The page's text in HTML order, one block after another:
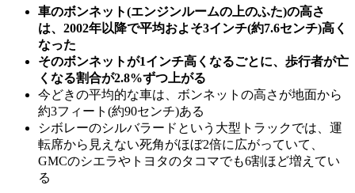
車のボンネット(エンジンルームの上のふた)の高さ
は、2002年以降で平均およそ3インチ(約7.6センチ)高く
なった
そのボンネットが1インチ高くなるごとに、歩行者が亡
くなる割合が2.8%ずつ上がる
今どきの平均的な車は、ボンネットの高さが地面から
約3フィート(約90センチ)ある
シボレーのシルバラードという大型トラックでは、運
転席から見えない死角がほぼ2倍に広がっていて、
GMCのシエラやトヨタのタコマでも6割ほど増えてい
る